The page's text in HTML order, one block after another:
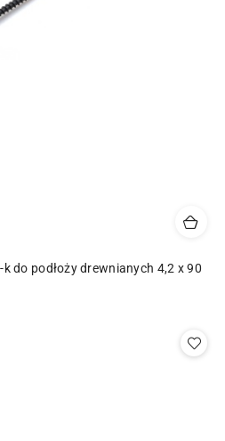
do podłoży drewnianych 4,2 x 90